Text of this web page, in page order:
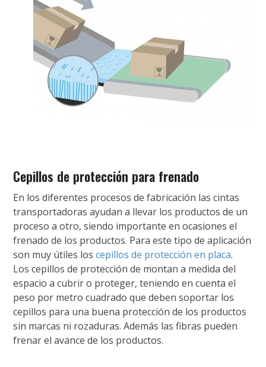
Cepillos de protección para frenado
En los diferentes procesos de fabricación las cintas
transportadoras ayudan a llevar los productos de un
proceso a otro, siendo importante en ocasiones el
frenado de los productos. Para este tipo de aplicación
son muy útiles loscepillos de protección en placa.
Los cepillos de protección de montan a medida del
espacio a cubrir o proteger, teniendo en cuenta el
peso por metro cuadrado que deben soportar los
cepillos para una buena protección de los productos
sin marcas ni rozaduras. Además las fibras pueden
frenar el avance de los productos.